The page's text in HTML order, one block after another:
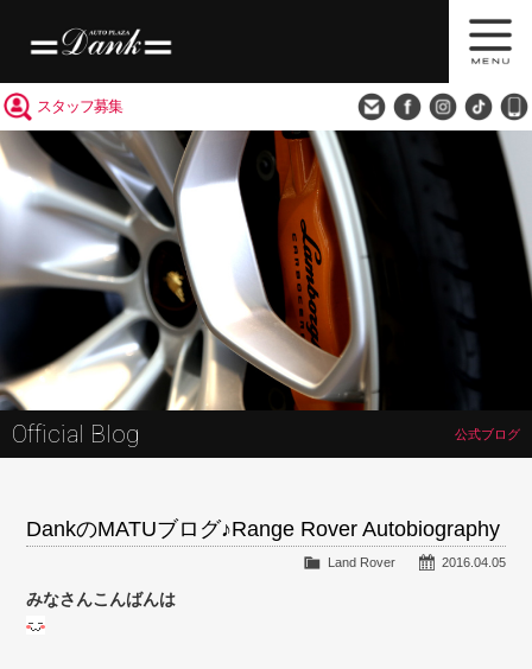
スタッフ募集
Official Blog 公式ブログ
DankのMATUブログ♪Range Rover Autobiography
2016.04.05
Land Rover
みなさんこんばんは